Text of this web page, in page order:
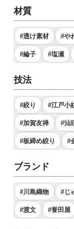
材質
#透け素材 #や
#綸子 #塩瀬
技法
#絞り #江戸小
#加賀友禅 #汕
#板締め絞り #
ブランド
#川島織物 #じ
#渡文 #誉田屋